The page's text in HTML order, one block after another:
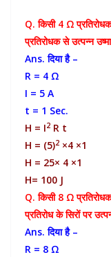
Q. किसी 4 Ω
प्रतिरोधक से उत्पन्न
Ans. दिया है –
R = 4 Ω
I = 5 A
t = 1 Sec.
H = I2 R t
H = (5)2 ×4 ×1
H = 25× 4 ×1
H= 100 J
Q. किसी 8 Ω
प्रतिरोध के सिरों पर
Ans. दिया है –
R = 8 Ω